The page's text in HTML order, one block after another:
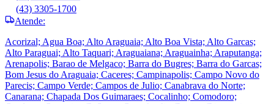
(43) 3305-1700
Atende:
Acorizal; Agua Boa; Alto Araguaia; Alto Boa Vista; Alto Garcas;
Alto Paraguai; Alto Taquari; Araguaiana; Araguainha; Araputanga;
Arenapolis; Barao de Melgaco; Barra do Bugres; Barra do Garcas;
Bom Jesus do Araguaia; Caceres; Campinapolis; Campo Novo do
Parecis; Campo Verde; Campos de Julio; Canabrava do Norte;
Canarana; Chapada Dos Guimaraes; Cocalinho; Comodoro;